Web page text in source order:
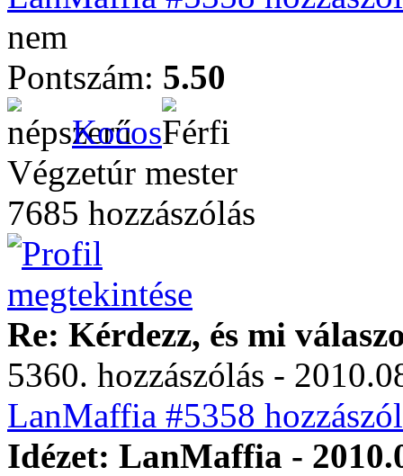
nem
Pontszám: 5.50
Kocos
Végzetúr mester
7685 hozzászólás
Re: Kérdezz, és mi
5360. hozzászólás -
LanMaffia #5358
Idézet: LanMaffia -